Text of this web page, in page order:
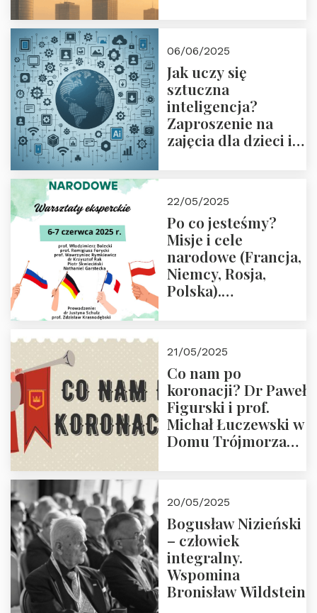
06/06/2025
Jak uczy się
sztuczna
inteligencja?
Zaproszenie na
zajęcia dla dzieci i
22/05/2025
Po co jesteśmy?
Misje i cele
narodowe (Francja,
Niemcy, Rosja,
Polska).
Zapraszamy do
zapisów.
21/05/2025
Co nam po
koronacji? Dr Paweł
Figurski i prof.
Michał Łuczewski w
Domu Trójmorza
20/05/2025
Bogusław Nizieński
– człowiek
integralny.
Wspomina
Bronisław Wildstein